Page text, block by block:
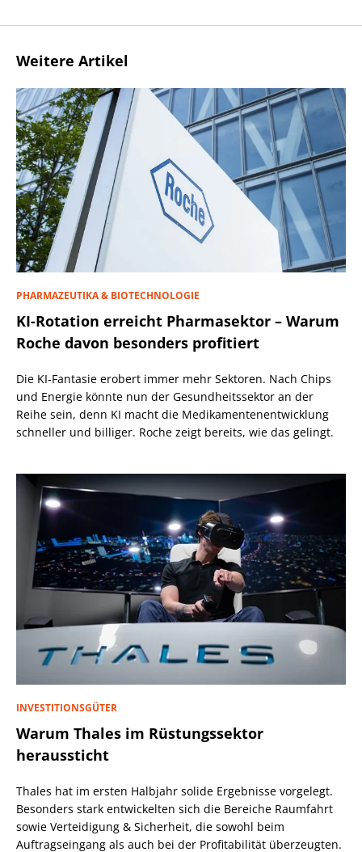
Weitere Artikel
PHARMAZEUTIKA & BIOTECHNOLOGIE
KI-Rotation erreicht Pharmasektor – Warum
Roche davon besonders profitiert
Die KI-Fantasie erobert immer mehr Sektoren. Nach Chips
und Energie könnte nun der Gesundheitssektor an der
Reihe sein, denn KI macht die Medikamentenentwicklung
schneller und billiger. Roche zeigt bereits, wie das gelingt.
INVESTITIONSGÜTER
Warum Thales im Rüstungssektor
heraussticht
Thales hat im ersten Halbjahr solide Ergebnisse vorgelegt.
Besonders stark entwickelten sich die Bereiche Raumfahrt
sowie Verteidigung & Sicherheit, die sowohl beim
Auftragseingang als auch bei der Profitabilität überzeugten.